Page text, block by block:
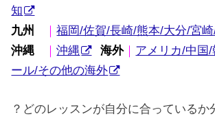
知
九州
｜福岡/佐賀/長崎/熊本/大分/宮
沖縄
｜沖縄 海外｜ アメリカ/中国
ール/その他の海外
？どのレッスンが自分に合っているか